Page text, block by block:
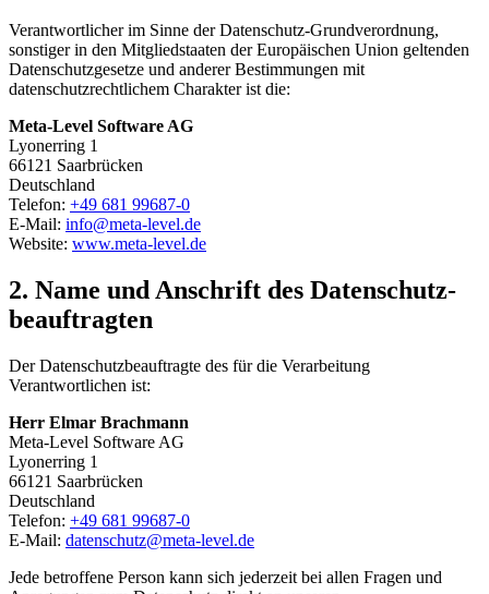
Verantwortlicher im Sinne der Datenschutz-Grundverordnung,
sonstiger in den Mitgliedstaaten der Europäischen Union geltenden
Datenschutzgesetze und anderer Bestimmungen mit
datenschutzrechtlichem Charakter ist die:
Meta-Level Software AG
Lyonerring 1
66121 Saarbrücken
Deutschland
Telefon: +49 681 99687-0
E-Mail: info@meta-level.de
Website: www.meta-level.de
2. Name und Anschrift des Datenschutz­
beauftragten
Der Datenschutzbeauftragte des für die Verarbeitung
Verantwortlichen ist:
Herr Elmar Brachmann
Meta-Level Software AG
Lyonerring 1
66121 Saarbrücken
Deutschland
Telefon: +49 681 99687-0
E-Mail: datenschutz@meta-level.de
Jede betroffene Person kann sich jederzeit bei allen Fragen und